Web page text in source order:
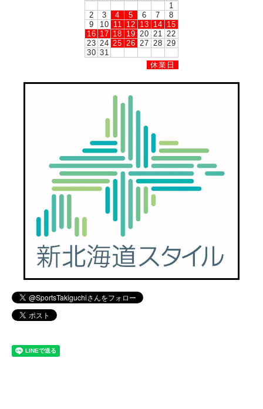
1
2
3 4 5 6 7
8
9
10 11 12 13 14 15
16 17 18 19 20 21
22
23 24 25 26 27 28 29
30 31
休業日